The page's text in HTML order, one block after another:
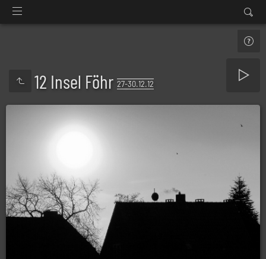
12 Insel Föhr 27-30.12.12